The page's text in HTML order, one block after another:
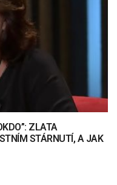
ZLATA
STÁRNUTÍ, A JAK